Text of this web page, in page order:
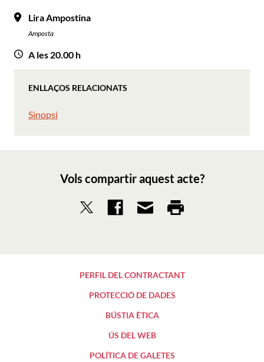
Lira Ampostina
Amposta
A les 20.00 h
ENLLAÇOS RELACIONATS
Sinopsi
Vols compartir aquest acte?
PERFIL DEL CONTRACTANT
PROTECCIÓ DE DADES
BÚSTIA ÈTICA
ÚS DEL WEB
POLÍTICA DE GALETES